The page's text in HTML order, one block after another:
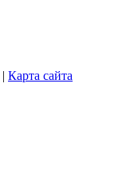
| Карта сайта